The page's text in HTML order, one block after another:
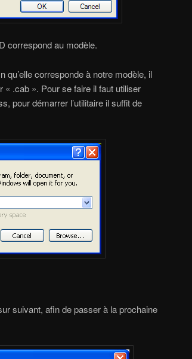
correspond au modèle.
corresponde à notre modèle, il
.cab ». Pour se faire il faut utiliser
pour démarrer l’utilitaire il suffit de
suivant, afin de passer à la prochaine